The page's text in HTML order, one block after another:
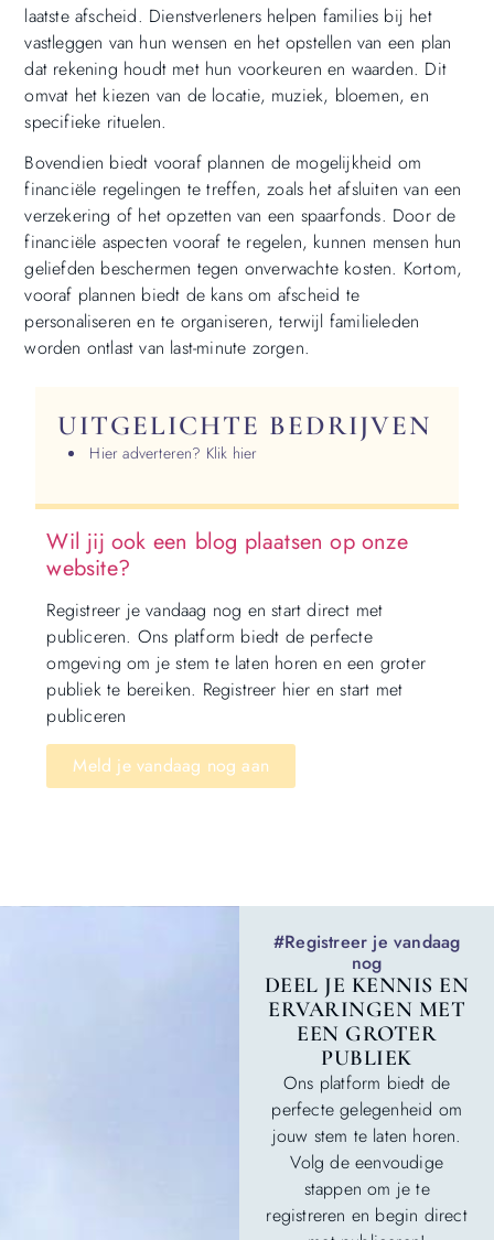
laatste afscheid. Dienstverleners helpen families bij het
vastleggen van hun wensen en het opstellen van een plan
dat rekening houdt met hun voorkeuren en waarden. Dit
omvat het kiezen van de locatie, muziek, bloemen, en
specifieke rituelen.
Bovendien biedt vooraf plannen de mogelijkheid om
financiële regelingen te treffen, zoals het afsluiten van een
verzekering of het opzetten van een spaarfonds. Door de
financiële aspecten vooraf te regelen, kunnen mensen hun
geliefden beschermen tegen onverwachte kosten. Kortom,
vooraf plannen biedt de kans om afscheid te
personaliseren en te organiseren, terwijl familieleden
worden ontlast van last-minute zorgen.
UITGELICHTE BEDRIJVEN
Hier adverteren? Klik hier
Wil jij ook een blog plaatsen op onze
website?
Registreer je vandaag nog en start direct met
publiceren. Ons platform biedt de perfecte
omgeving om je stem te laten horen en een groter
publiek te bereiken. Registreer hier en start met
publiceren
Meld je vandaag nog aan
#Registreer je vandaag
nog
DEEL JE KENNIS EN
ERVARINGEN MET
EEN GROTER
PUBLIEK
Ons platform biedt de
perfecte gelegenheid om
jouw stem te laten horen.
Volg de eenvoudige
stappen om je te
registreren en begin direct